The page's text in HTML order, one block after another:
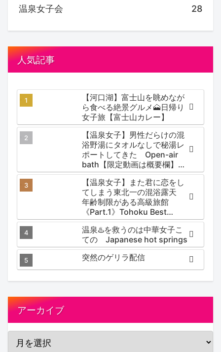
温泉女子会 28
人気記事
【河口湖】富士山を眺めなが
ら食べる絶景グルメ🗻日帰り
女子旅【富士山カレー】
【温泉女子】男性だらけの混
浴野湯にタオルなしで秘湯レ
ポートしてきた Open-air
bath【限定動画は概要欄】尻
焼温泉郷 川の湯
【温泉女子】また君に恋をし
てしまう東北一の混浴露天
年齢制限がある高級旅館
《Part.1》Tohoku Best
Secret hotspring #japan
#koteno
温泉♨️を救うのは中華女子こ
ての Japanese hot springs
突然のゲリラ配信
アーカイブ